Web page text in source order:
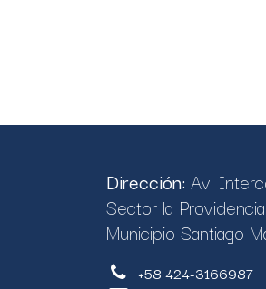
Dirección: Av.
Sector la
Municipio Santiago
+58 424-3166987